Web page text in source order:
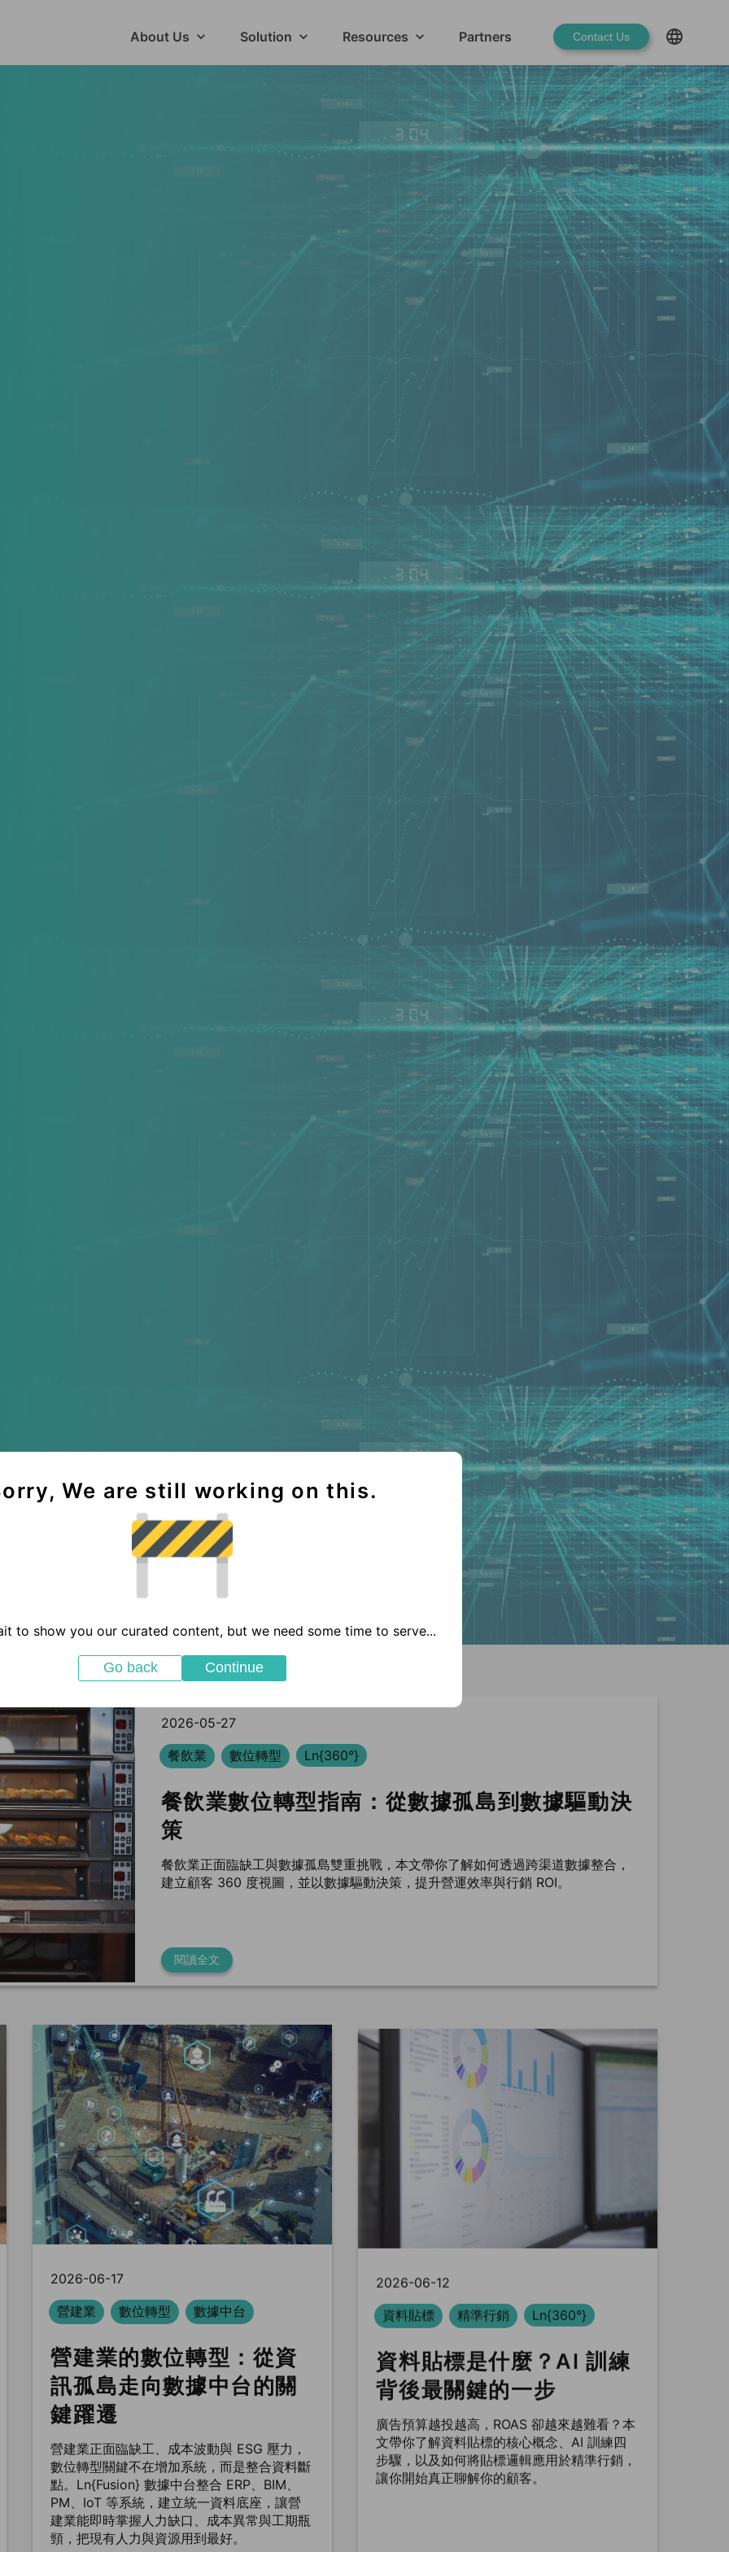
About Us Solution Resources Partners Contact Us
2026-05-27
餐飲業
數位轉型 Ln{360°}
餐飲業數位轉型指南：從數據孤島到數據驅動決
策
餐飲業正面臨缺工與數據孤島雙重挑戰，本文帶你了解如何透過跨渠道數據整合，
建立顧客 360 度視圖，並以數據驅動決策，提升營運效率與行銷 ROI。
閱讀全文
2026-06-17
營建業
數位轉型 數據中台
營建業的數位轉型：從資
訊孤島走向數據中台的關
鍵躍遷
營建業正面臨缺工、成本波動與 ESG 壓力，
數位轉型關鍵不在增加系統，而是整合資料斷
點。Ln{Fusion} 數據中台整合 ERP、BIM、
PM、IoT 等系統，建立統一資料底座，讓營
建業能即時掌握人力缺口、成本異常與工期瓶
頸，把現有人力與資源用到最好。
2026-06-12
資料貼標
精準行銷 Ln{360°}
資料貼標是什麼？AI 訓練
背後最關鍵的一步
廣告預算越投越高，ROAS 卻越來越難看？本
文帶你了解資料貼標的核心概念、AI 訓練四
步驟，以及如何將貼標邏輯應用於精準行銷，
讓你開始真正聊解你的顧客。
We are still working on this.
to show you our curated content, but we need some time to serve...
Go back Continue